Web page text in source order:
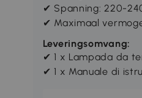
✔ Spanning: 220-
✔ Maximaal
Leveringsomvang:
✔ 1 x Lampada da
✔ 1 x Manuale di